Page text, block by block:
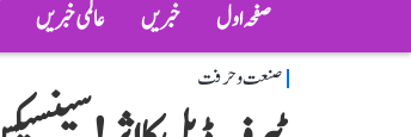
صفحہ اول خبریں عالمی خبریں
صنعت و حرفت